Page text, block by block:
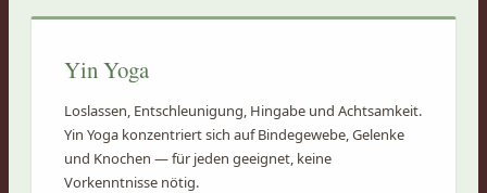
Yin Yoga
Loslassen, Entschleunigung, Hingabe und Achtsamkeit.
Yin Yoga konzentriert sich auf Bindegewebe, Gelenke
und Knochen — für jeden geeignet, keine
Vorkenntnisse nötig.